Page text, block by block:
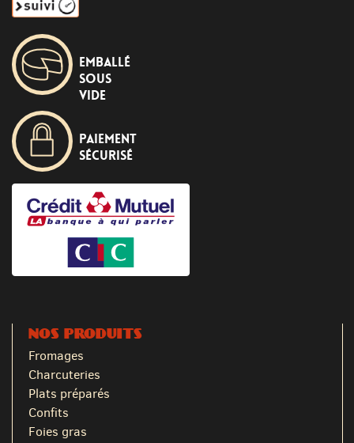
Emballé
sous
vide
Paiement
sécurisé
NOS PRODUITS
Fromages
Charcuteries
Plats préparés
Confits
Foies gras